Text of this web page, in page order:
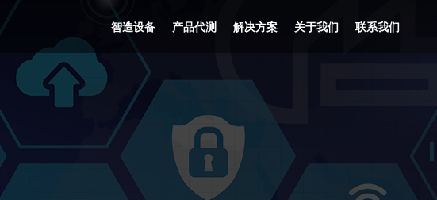
智造设备 产品代测 解决方案 关于我们 联系我们